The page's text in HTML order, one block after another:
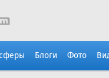
Блоги Фото